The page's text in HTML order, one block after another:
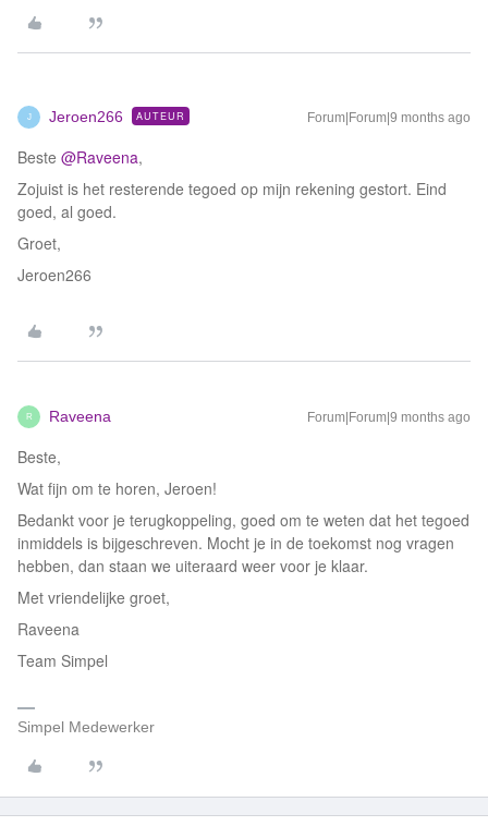
J Jeroen266 AUTEUR Forum|Forum|9 months ago
Beste ​ @Raveena,
Zojuist is het resterende tegoed op mijn rekening gestort. Eind
goed, al goed.
Groet,
Jeroen266
R Raveena Forum|Forum|9 months ago
Beste,
Wat fijn om te horen, Jeroen!
Bedankt voor je terugkoppeling, goed om te weten dat het tegoed
inmiddels is bijgeschreven. Mocht je in de toekomst nog vragen
hebben, dan staan we uiteraard weer voor je klaar.
Met vriendelijke groet,
Raveena
Team Simpel
Simpel Medewerker